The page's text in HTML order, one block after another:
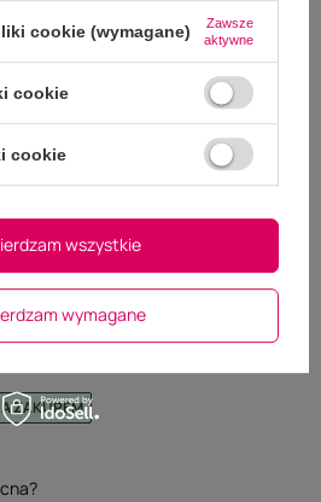
1
zakupem
(0)
(0)
opinie
ZAKUPEM
cookie (wymagane)
Zawsze
aktywne
cookie
cookie
wymagane
wszystkie